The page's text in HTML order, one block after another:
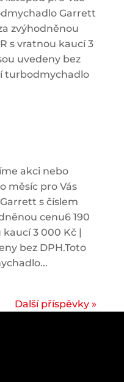
Garrett
zvýhodněnou
s vratnou kaucí 3
uvedeny bez
turbodmychadlo
akci nebo
měsíc pro Vás
s číslem
cenu6 190
kaucí 3 000 Kč |
bez DPH.Toto
Další příspěvky »